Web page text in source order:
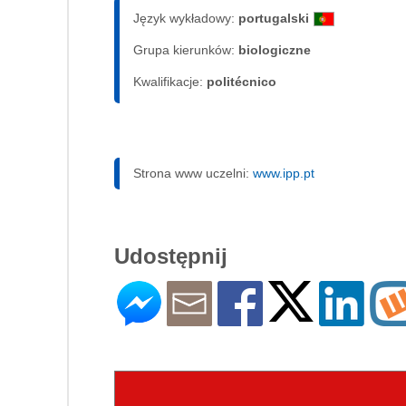
Język wykładowy: portugalski
Grupa kierunków: biologiczne
Kwalifikacje: politécnico
Strona www uczelni: www.ipp.pt
Udostępnij